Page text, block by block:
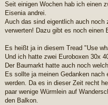
Seit einigen Wochen hab ich einen
Eisenia andrei.
Auch das sind eigentlich auch noch
verwerten! Dazu gibt es noch einen
Es heißt ja in diesem Tread "Use
Und ich hatte zwei Euroboxen 30x
Der Baumarkt hatte auch noch
Es sollte ja meinen Gedanken
werden. Da es in dieser Zeit recht
paar wenige Würmlein auf
den Balkon.